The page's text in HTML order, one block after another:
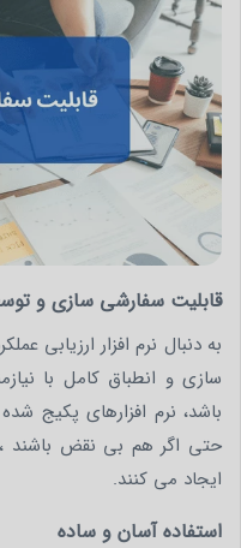
قابلیت سفارشی سازی و
به دنبال نرم افزار ارزیابی
سازی و انطباق کامل با
باشد، نرم افزارهای پکیج
حتی اگر هم بی نقض باشند
ایجاد می کنند.
استفاده آسان و ساده